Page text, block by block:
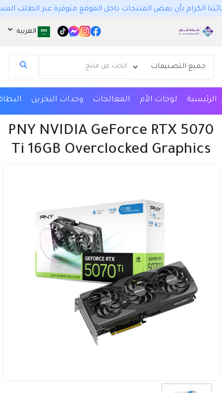
بعض المنتجات داخل الموقع متوفرة عبر الطلب المسبق وهي متوفرة فعلياً،
العربية
الرئيسية لوحات الأم المعالجات وحدات التخزين
PNY NVIDIA GeForce RTX 5070
Ti 16GB Overclocked Graphics
مساعد شاور ستور | Shawar Store
Store.